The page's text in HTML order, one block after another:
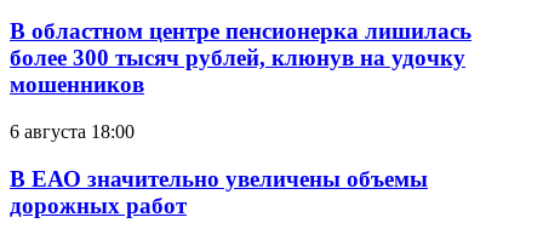
В областном центре пенсионерка лишилась
более 300 тысяч рублей, клюнув на удочку
мошенников
6 августа 18:00
В ЕАО значительно увеличены объемы
дорожных работ